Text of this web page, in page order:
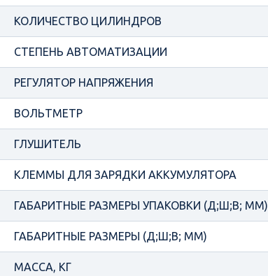
КОЛИЧЕСТВО ЦИЛИНДРОВ
СТЕПЕНЬ АВТОМАТИЗАЦИИ
РЕГУЛЯТОР НАПРЯЖЕНИЯ
ВОЛЬТМЕТР
ГЛУШИТЕЛЬ
КЛЕММЫ ДЛЯ ЗАРЯДКИ АККУМУЛЯТОРА
ГАБАРИТНЫЕ РАЗМЕРЫ УПАКОВКИ (Д;Ш;В; ММ)
ГАБАРИТНЫЕ РАЗМЕРЫ (Д;Ш;В; ММ)
МАССА, КГ